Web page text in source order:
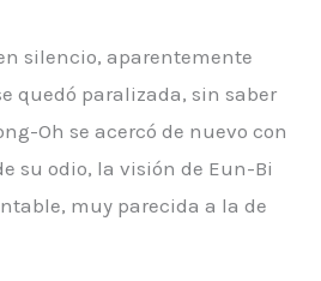
silencio, aparentemente
quedó paralizada, sin saber
Oh se acercó de nuevo con
su odio, la visión de Eun-Bi
muy parecida a la de